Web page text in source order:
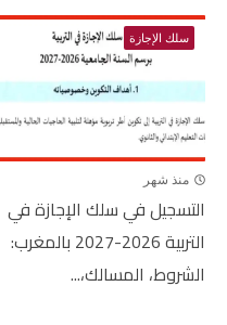
سلك الإجازة
منذ شهر
التسجيل في سلك الإجازة في
التربية 2026-2027 بالمغرب:
الشروط، المسالك،...